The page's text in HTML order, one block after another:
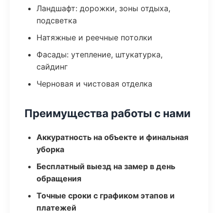
Ландшафт: дорожки, зоны отдыха,
подсветка
Натяжные и реечные потолки
Фасады: утепление, штукатурка,
сайдинг
Черновая и чистовая отделка
Преимущества работы с нами
Аккуратность на объекте и финальная
уборка
Бесплатный выезд на замер в день
обращения
Точные сроки с графиком этапов и
платежей